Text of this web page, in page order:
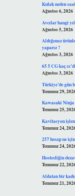
Kulak neden
Ağustos 6, 2026
Avcılar hangi
Ağustos 5, 2026
Aldığımız
yaparız ?
Ağustos 3, 2026
65 5 CG kaç
Ağustos 3, 2026
Türkiye’de gün
Temmuz 29,
Kawasaki Ninja
Temmuz 25,
Kavitasyon
Temmuz 24,
257 hesap ne
Temmuz 24,
Hostesliğin
Temmuz 22,
Aldatan bir
Temmuz 21,